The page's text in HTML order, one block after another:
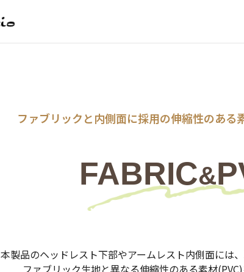
ファブリックと内側面に採用の伸縮性のある
FABRIC&
本製品のヘッドレスト下部やアームレスト内側面には
ファブリック生地と異なる伸縮性のある素材(PVC)